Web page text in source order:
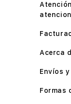
Acerca
Envíos
Formas